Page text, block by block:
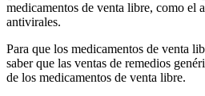
medicamentos de venta libre, como el
antivirales.
Para que los medicamentos de venta
saber que las ventas de remedios
de los medicamentos de venta libre.